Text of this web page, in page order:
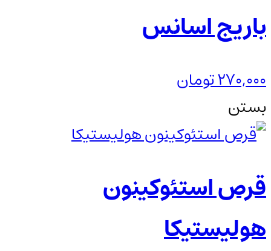
باریج اسانس
270,000تومان
بستن
قرص استئوکینون
هولیستیکا